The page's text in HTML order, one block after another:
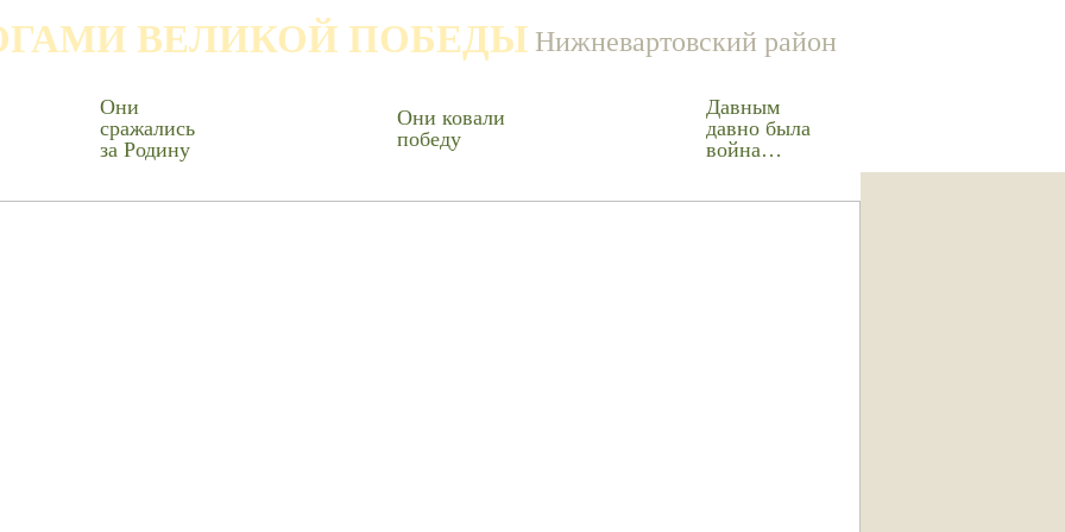
ВЕЛИКОЙ ПОБЕДЫ Нижневартовский район
Они
сражались
за Родину
Они ковали
победу
Давным
давно была
война…